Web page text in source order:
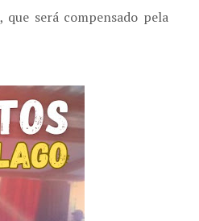
será compensado pela